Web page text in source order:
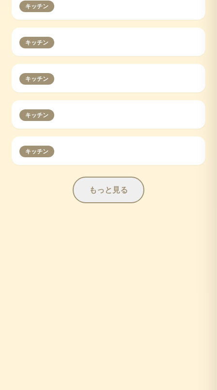
キッチン
キッチン
キッチン
キッチン
キッチン
もっと見る